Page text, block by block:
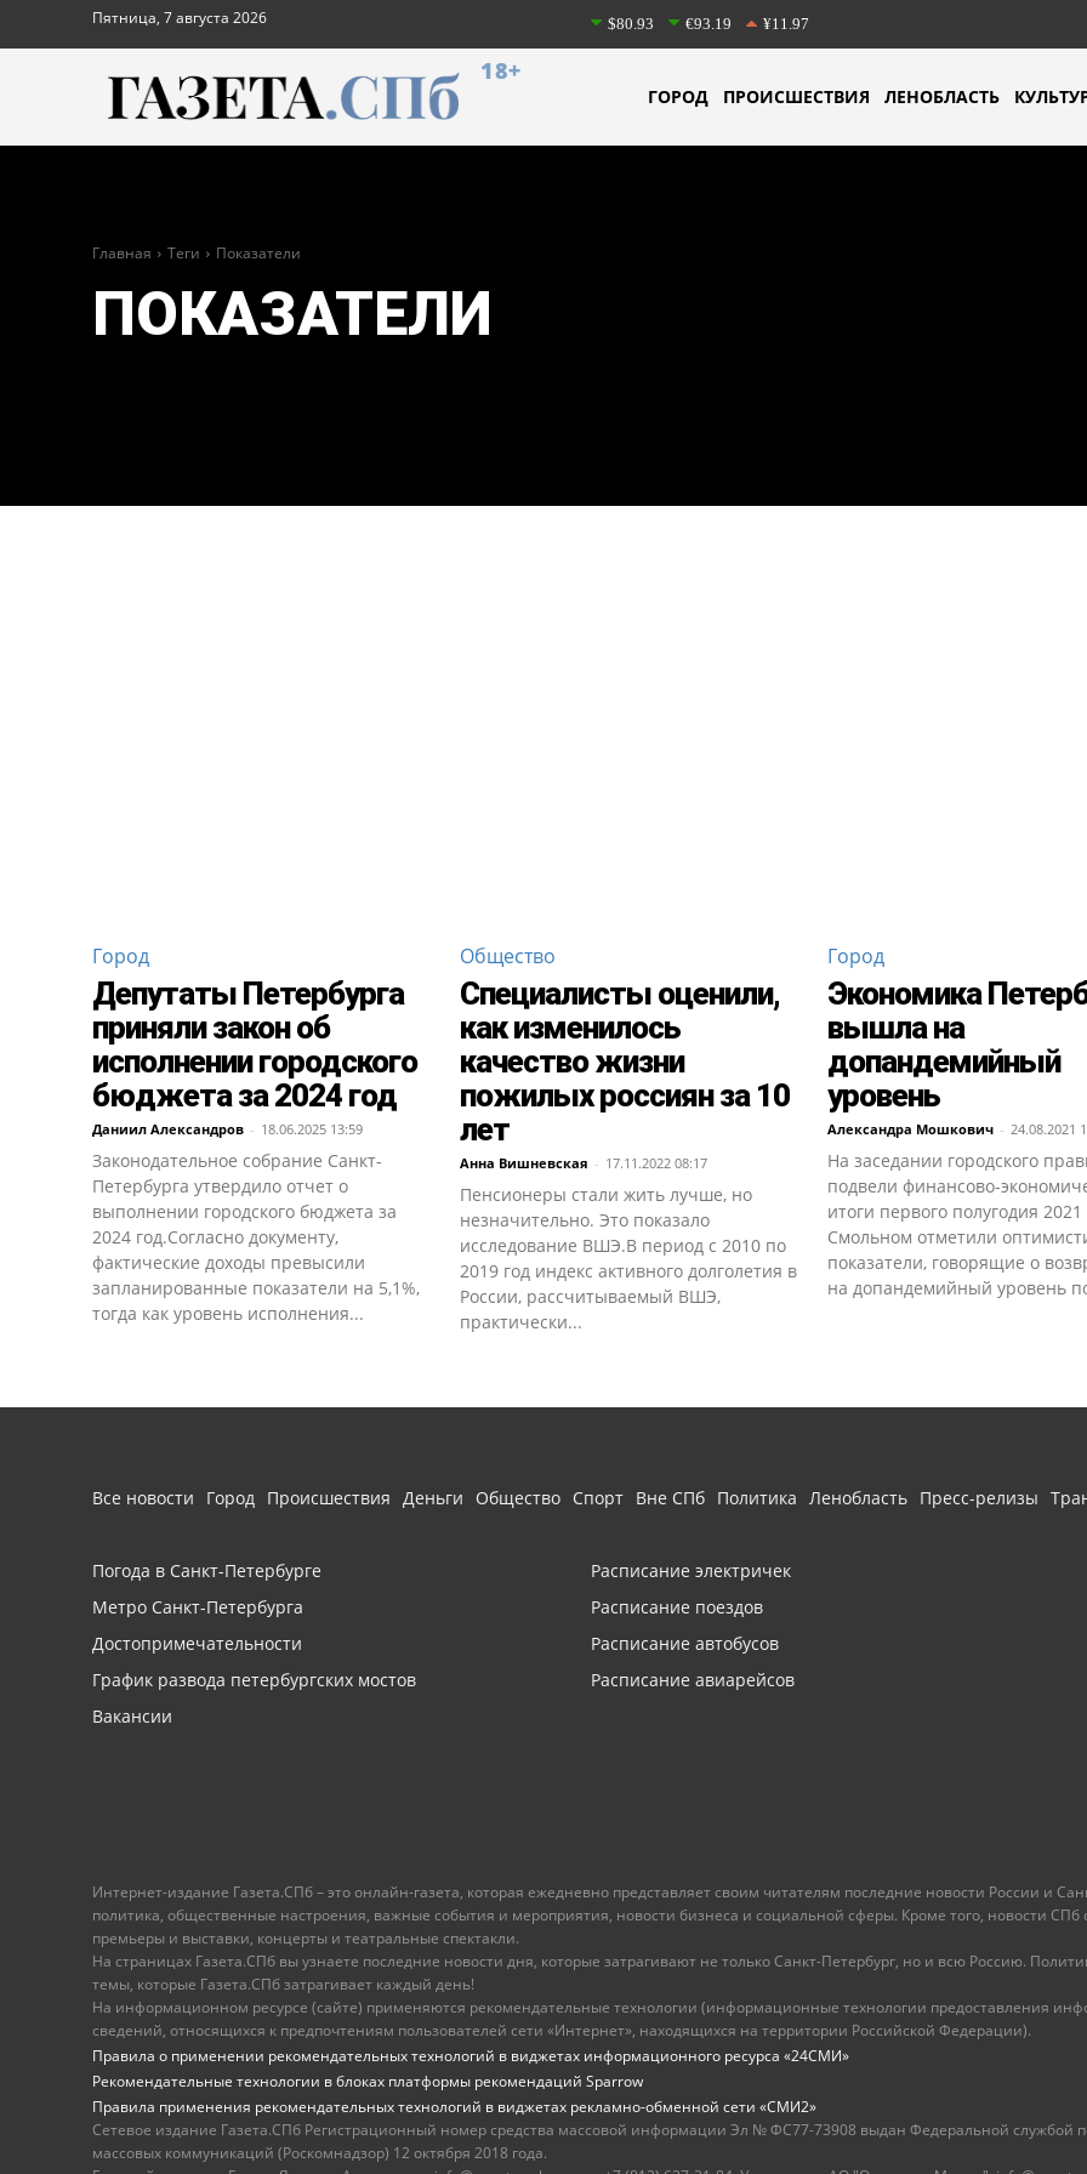
Пятница, 7 августа 2026 $80.93 €93.19 ¥11.97
18+
ГОРОД ПРОИСШЕСТВИЯ ЛЕНОБЛАСТЬ
Главная Теги Показатели
ПОКАЗАТЕЛИ
Город
Депутаты Петербурга
приняли закон об
исполнении городского
бюджета за 2024 год
Даниил Александров - 18.06.2025 13:59
Законодательное собрание Санкт-
Петербурга утвердило отчет о
выполнении городского бюджета за
2024 год.Согласно документу,
фактические доходы превысили
запланированные показатели на 5,1%,
тогда как уровень исполнения...
Общество
Специалисты оценили,
как изменилось
качество жизни
пожилых россиян за 10
лет
Анна Вишневская - 17.11.2022 08:17
Пенсионеры стали жить лучше, но
незначительно. Это показало
исследование ВШЭ.В период с 2010 по
2019 год индекс активного долголетия в
России, рассчитываемый ВШЭ,
практически...
Город
Экономика
вышла на
допандемийный
уровень
Александра Мошкович - 24.08.2021
На заседании городского
подвели финансово-
итоги первого полугодия 2021
Смольном отметили
показатели, говорящие о
на допандемийный уровень
Все новости Город Происшествия Деньги Общество Спорт Вне СПб Политика Ленобласть Пресс-релизы
Погода в Санкт-Петербурге
Метро Санкт-Петербурга
Достопримечательности
График развода петербургских мостов
Вакансии
Расписание электричек
Расписание поездов
Расписание автобусов
Расписание авиарейсов
Интернет-издание Газета.СПб – это онлайн-газета, которая ежедневно представляет своим читателям последние новости России и
политика, общественные настроения, важные события и мероприятия, новости бизнеса и социальной сферы. Кроме того, новости СПб
премьеры и выставки, концерты и театральные спектакли.
На страницах Газета.СПб вы узнаете последние новости дня, которые затрагивают не только Санкт-Петербург, но и всю Россию.
темы, которые Газета.СПб затрагивает каждый день!
На информационном ресурсе (сайте) применяются рекомендательные технологии (информационные технологии предоставления
сведений, относящихся к предпочтениям пользователей сети «Интернет», находящихся на территории Российской Федерации).
Правила о применении рекомендательных технологий в виджетах информационного ресурса «24СМИ»
Рекомендательные технологии в блоках платформы рекомендаций Sparrow
Правила применения рекомендательных технологий в виджетах рекламно-обменной сети «СМИ2»
Сетевое издание Газета.СПб Регистрационный номер средства массовой информации Эл № ФС77-73908 выдан Федеральной службой
массовых коммуникаций (Роскомнадзор) 12 октября 2018 года.